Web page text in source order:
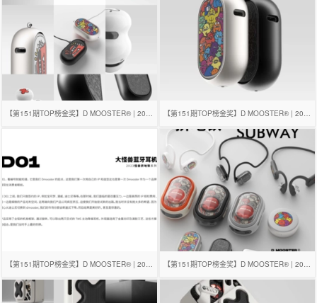
【第151期TOP榜金奖】D MOOSTER® | 2023年度总结 【第151期TOP榜金奖】D MOOSTER® | 2023年度总结
【第151期TOP榜金奖】D MOOSTER® | 2023年度总结 【第151期TOP榜金奖】D MOOSTER® | 2023年度总结